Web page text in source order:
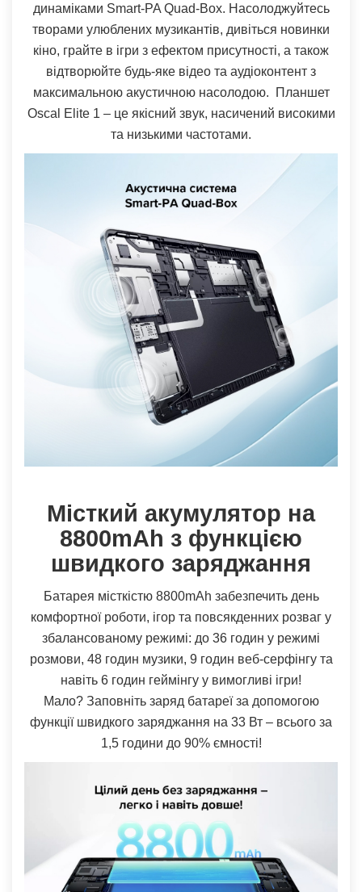
динаміками Smart-PA Quad-Box. Насолоджуйтесь
творами улюблених музикантів, дивіться новинки
кіно, грайте в ігри з ефектом присутності, а також
відтворюйте будь-яке відео та аудіоконтент з
максимальною акустичною насолодою. Планшет
Oscal Elite 1 – це якісний звук, насичений високими
та низькими частотами.
Місткий акумулятор на
8800mAh з функцією
швидкого заряджання
Батарея місткістю 8800mAh забезпечить день
комфортної роботи, ігор та повсякденних розваг у
збалансованому режимі: до 36 годин у режимі
розмови, 48 годин музики, 9 годин веб-серфінгу та
навіть 6 годин геймінгу у вимогливі ігри!
Мало? Заповніть заряд батареї за допомогою
функції швидкого заряджання на 33 Вт – всього за
1,5 години до 90% ємності!